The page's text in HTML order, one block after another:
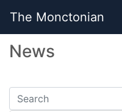
The Monctonian
News